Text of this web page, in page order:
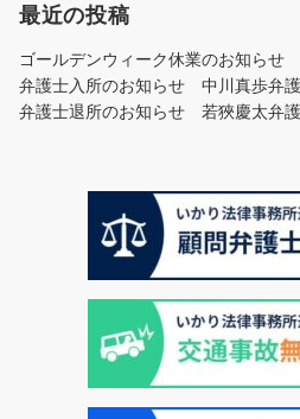
最近の投稿
ゴールデンウィーク休業のお知らせ
弁護士入所のお知らせ 中川真歩弁護
弁護士退所のお知らせ 若狹慶太弁